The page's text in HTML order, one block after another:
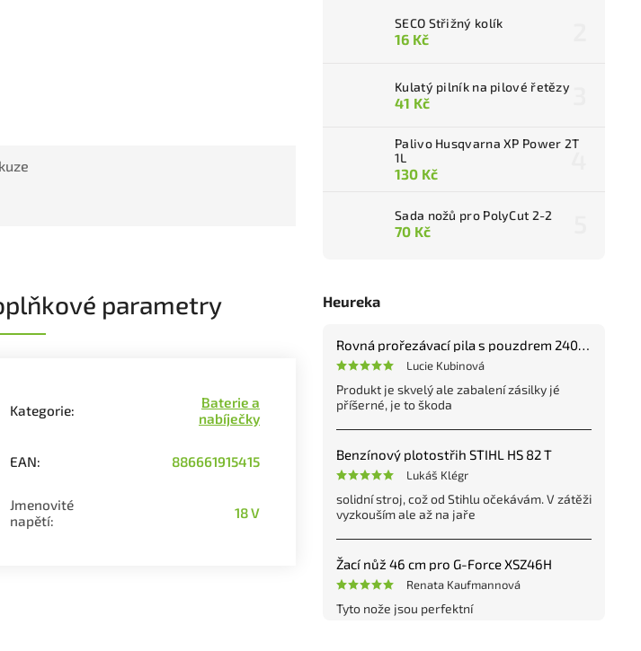
SECO Střižný kolík
16 Kč
Kulatý pilník na pilové řetězy
41 Kč
Palivo Husqvarna XP Power 2T
1L
130 Kč
Sada nožů pro PolyCut 2-2
70 Kč
Heureka
Rovná prořezávací pila s pouzdrem 240 mm
Lucie Kubinová
Produkt je skvelý ale zabalení zásilky jé
příšerné, je to škoda
Benzínový plotostřih STIHL HS 82 T
Lukáš Klégr
solidní stroj, což od Stihlu očekávám. V zátěži
vyzkouším ale až na jaře
Žací nůž 46 cm pro G-Force XSZ46H
Renata Kaufmannová
Tyto nože jsou perfektní
parametry
Kategorie:
Baterie a
nabíječky
EAN: 886661915415
Jmenovité
napětí: 18 V